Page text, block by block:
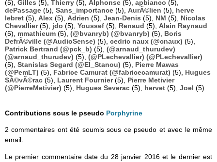
(5), Gilles (5), Thierry (5), Alphonse (5), apbianco (5),
dePassage (5), Sans_importance (5), AurÃ©lien (5), herve
lebret (5), Alex (5), Adrien (5), Jean-Denis (5), NM (5), Nicolas
Chevallier(5), jdo (5), Youssef (5), Renaud (5), Alain Raynaud
(5), mmathieum (5), (@bvanryb) (@bvanryb) (5), Boris
DefrÃ©ville (@AudioSense) (5), cedric naux (@cnaux) (5),
Patrick Bertrand (@pck_b) (5), (@arnaud_thurudev)
(@arnaud_thurudev) (5), (@PLechevallier) (@PLechevallier)
(5), Stanislas Segard (@El_Stanou) (5), Pierre Mawas
(@PemLT) (5), Fabrice Camurat (@fabricecamurat) (5), Hugues
SÃ©vÃ©rac (5), Laurent Fournier(5), Pierre Metivier
(@PierreMetivier) (5), Hugues Severac (5), hervet (5), Joel (5)
Contributions sous le pseudo Porphyrine
2 commentaires ont été soumis sous ce pseudo et avec le même
email.
Le premier commentaire date du 28 janvier 2016 et le dernier est